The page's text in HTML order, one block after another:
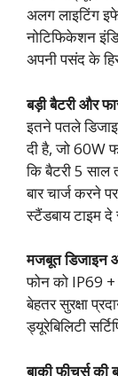
अलग लाइटिंग
नोटिफिकेशन
अपनी पसंद के
बड़ी बैटरी और
इतने पतले
दी है, जो 60W
कि बैटरी 5 साल
बार चार्ज करने
स्टैंडबाय टाइम
मजबूत डिजाइन
फोन को IP69 +
बेहतर सुरक्षा
ड्यूरेबिलिटी
बाकी फीचर्स की